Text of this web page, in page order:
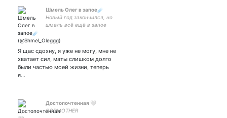
Шмель Олег в запое☄️
Новый год закончился, но
шмель всё ещё в запое
#яПидор
Оказалось, что я токсик
немножко, так что будьте
осторожны.
Я щас сдохну, я уже не могу, мне не
хватает сил, маты слишком долго
были частью моей жизни, теперь
я…
Достопочтенная 🤍
GODMOTHER